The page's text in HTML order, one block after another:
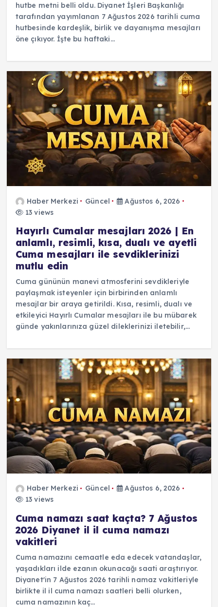
hutbe metni belli oldu. Diyanet İşleri Başkanlığı
tarafından yayımlanan 7 Ağustos 2026 tarihli cuma
hutbesinde kardeşlik, birlik ve dayanışma mesajları
öne çıkıyor. İşte bu haftaki…
Haber Merkezi Güncel
Ağustos 6, 2026
13 views
Hayırlı Cumalar mesajları 2026 | En
anlamlı, resimli, kısa, dualı ve ayetli
Cuma mesajları ile sevdiklerinizi
mutlu edin
Cuma gününün manevi atmosferini sevdikleriyle
paylaşmak isteyenler için birbirinden anlamlı
mesajlar bir araya getirildi. Kısa, resimli, dualı ve
etkileyici Hayırlı Cumalar mesajları ile bu mübarek
günde yakınlarınıza güzel dileklerinizi iletebilir,…
Haber Merkezi Güncel
Ağustos 6, 2026
13 views
Cuma namazı saat kaçta? 7 Ağustos
2026 Diyanet il il cuma namazı
vakitleri
Cuma namazını cemaatle eda edecek vatandaşlar,
yaşadıkları ilde ezanın okunacağı saati araştırıyor.
Diyanet'in 7 Ağustos 2026 tarihli namaz vakitleriyle
birlikte il il cuma namazı saatleri belli olurken,
cuma namazının kaç…